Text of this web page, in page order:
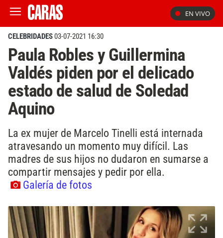
EN VIVO
CELEBRIDADES03-07-2021 16:30
Paula Robles y Guillermina
Valdés piden por el delicado
estado de salud de Soledad
Aquino
La ex mujer de Marcelo Tinelli está internada
atravesando un momento muy difícil. Las
madres de sus hijos no dudaron en sumarse a
compartir mensajes y pedir por ella.
Galería de fotos